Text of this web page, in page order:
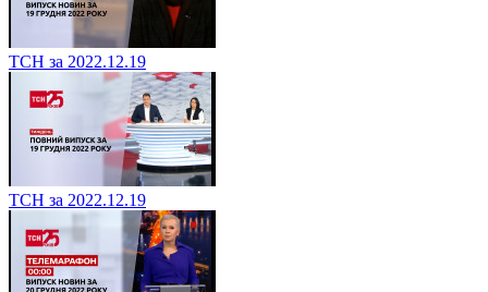
ТСН за 2022.12.19
ТСН за 2022.12.19